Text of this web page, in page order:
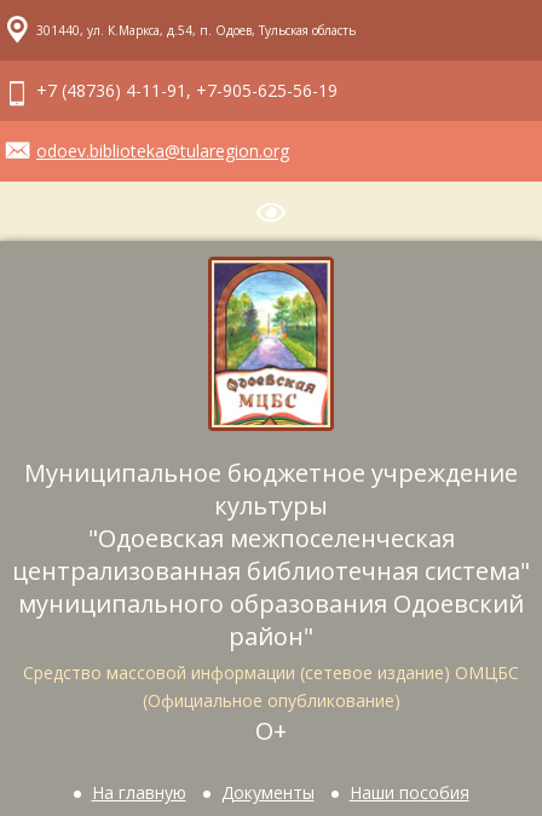
301440, ул. К.Маркса, д.54, п. Одоев, Тульская область
+7 (48736) 4-11-91, +7-905-625-56-19
odoev.biblioteka@tularegion.org
Муниципальное бюджетное учреждение
культуры
"Одоевская межпоселенческая
централизованная библиотечная система"
муниципального образования Одоевский
район"
Средство массовой информации (сетевое издание) ОМЦБС
(Официальное опубликование)
О+
На главную Документы Наши пособия